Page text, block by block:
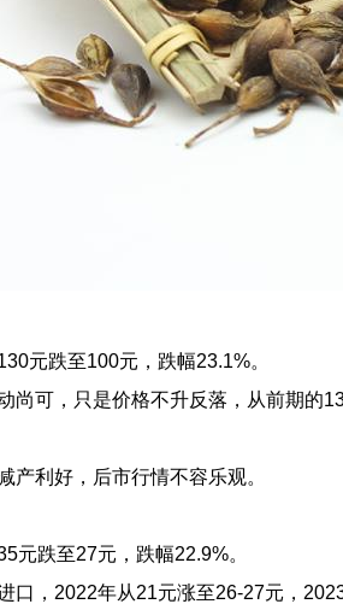
元跌至100元，跌幅23.1%。
尚可，只是价格不升反落，从前期的
产利好，后市行情不容乐观。
元跌至27元，跌幅22.9%。
口，2022年从21元涨至26-27元，